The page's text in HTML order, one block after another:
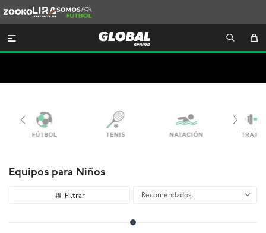
Lira
Somos
Futbol

Equipos para Niños
Recomendados